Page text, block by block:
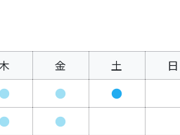
金 土 日
● ● ●
● ●